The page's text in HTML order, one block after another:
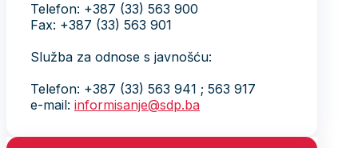
Telefon: +387 (33) 563 900
Fax: +387 (33) 563 901
Služba za odnose s javnošću:
Telefon: +387 (33) 563 941 ; 563 917
e-mail: informisanje@sdp.ba